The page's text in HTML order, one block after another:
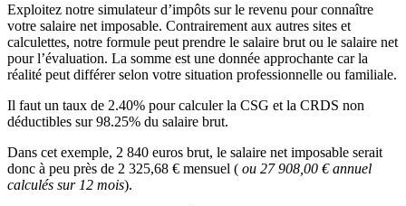
Exploitez notre simulateur d’impôts sur le revenu pour connaître
votre salaire net imposable. Contrairement aux autres sites et
calculettes, notre formule peut prendre le salaire brut ou le salaire net
pour l’évaluation. La somme est une donnée approchante car la
réalité peut différer selon votre situation professionnelle ou familiale.
Il faut un taux de 2.40% pour calculer la CSG et la CRDS non
déductibles sur 98.25% du salaire brut.
Dans cet exemple, 2 840 euros brut, le salaire net imposable serait
donc à peu près de 2 325,68 € mensuel ( ou 27 908,00 € annuel
calculés sur 12 mois).